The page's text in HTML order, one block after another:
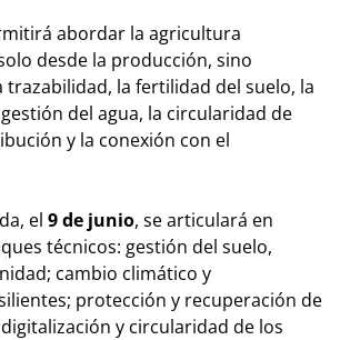
abordar la agricultura
desde la producción, sino
trazabilidad, la fertilidad del suelo, la
del agua, la circularidad de
y la conexión con el
el 9 de junio, se articulará en
técnicos: gestión del suelo,
cambio climático y
protección y recuperación de
y circularidad de los